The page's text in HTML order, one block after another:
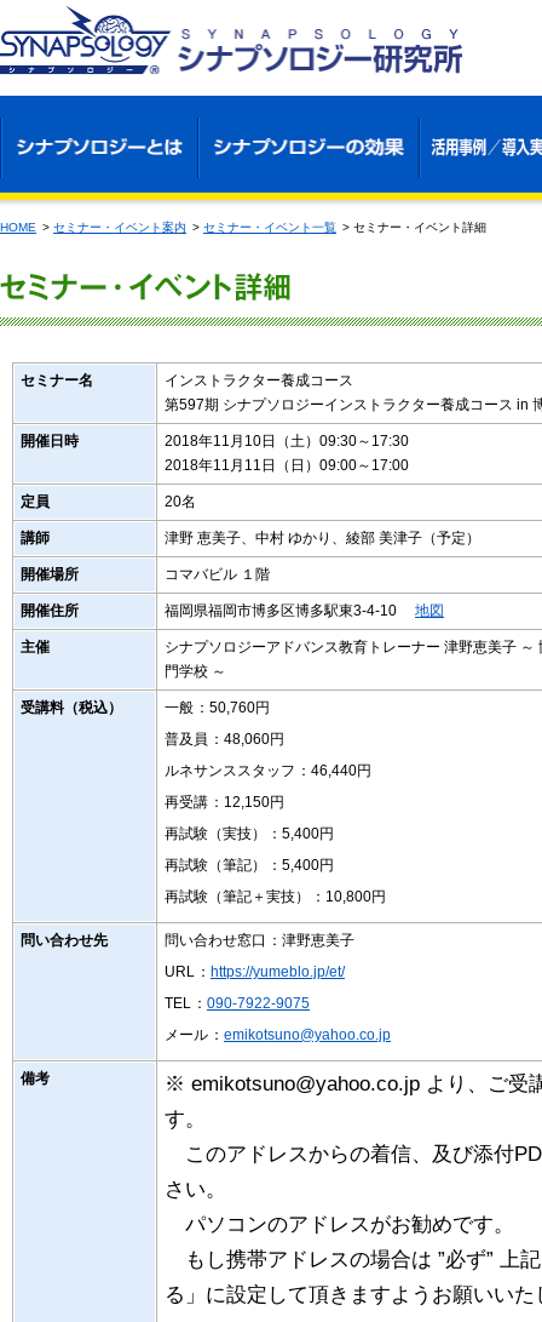
HOME > セミナー・イベント案内 > セミナー・イベント一覧 > セミナー・イベント詳細
セミナー名
インストラクター養成コース
第597期 シナプソロジーインストラクター養成コース in
開催日時
2018年11月10日（土）09:30～17:30
2018年11月11日（日）09:00～17:00
定員 20名
講師 津野 恵美子、中村 ゆかり、綾部 美津子（予定）
開催場所 コマバビル １階
開催住所 福岡県福岡市博多区博多駅東3-4-10 地図
主催
シナプソロジーアドバンス教育トレーナー 津野恵美子
門学校 ～
受講料（税込） 一般 ：50,760円
普及員 ：48,060円
ルネサンススタッフ ：46,440円
再受講 ：12,150円
再試験（実技）
：5,400円
再試験（筆記）
：5,400円
再試験（筆記＋実技）
：10,800円
問い合わせ先 問い合わせ窓口 ：津野恵美子
URL ： https://yumeblo.jp/et/
TEL ： 090-7922-9075
メール ： emikotsuno@yahoo.co.jp
備考
※ emikotsuno@yahoo.co.jp より、ご受
す。
このアドレスからの着信、及び添付
さい。
パソコンのアドレスがお勧めです。
もし携帯アドレスの場合は ”必ず” 上
る」に設定して頂きますようお願いいた